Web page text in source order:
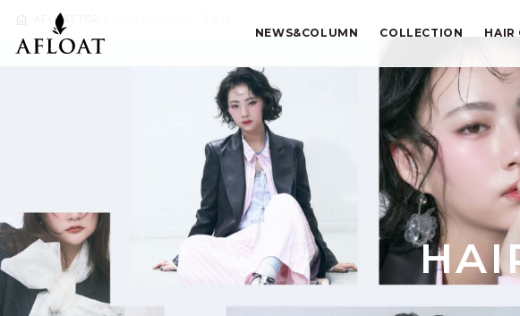
NEWS&COLUMN COLLECTION HAIR
AFLOAT TOP